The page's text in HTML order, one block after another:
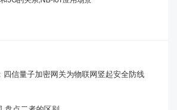
信量子加密网关为物联网竖起安全防线